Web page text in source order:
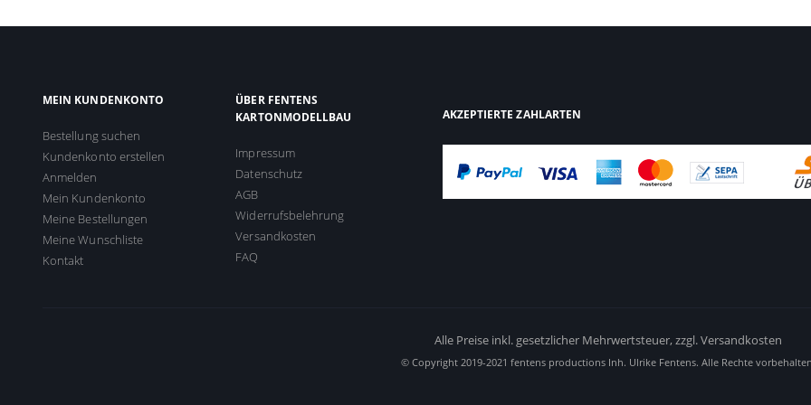
MEIN KUNDENKONTO
Bestellung suchen
Kundenkonto erstellen
Anmelden
Mein Kundenkonto
Meine Bestellungen
Meine Wunschliste
Kontakt
ÜBER FENTENS
KARTONMODELLBAU
Impressum
Datenschutz
AGB
Widerrufsbelehrung
Versandkosten
FAQ
AKZEPTIERTE ZAHLARTEN
Alle Preise inkl. gesetzlicher Mehrwertsteuer,zzgl. Versandkosten
© Copyright 2019-2021 fentens productions Inh. Ulrike Fentens. Alle Rechte